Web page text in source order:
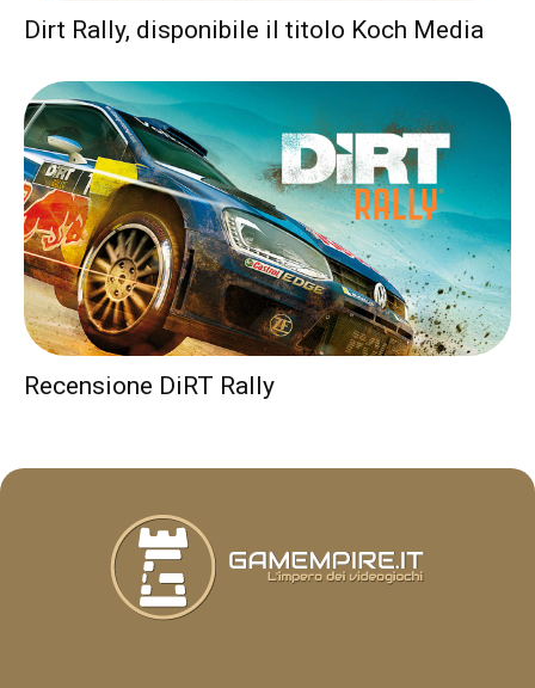
Dirt Rally, disponibile il titolo Koch Media
Recensione DiRT Rally